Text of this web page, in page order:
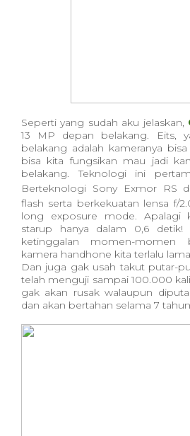
Seperti yang sudah aku jelaskan,
13 MP depan belakang. Eits,
belakang adalah kameranya
bisa kita fungsikan mau jadi
belakang. Teknologi ini
Berteknologi Sony Exmor RS
flash serta berkekuatan lensa f/
long exposure mode. Apalagi
starup hanya dalam 0,6
ketinggalan momen-momen
kamera handhone kita terlalu
Dan juga gak usah takut putar-
telah menguji sampai 100.000
gak akan rusak walaupun
dan akan bertahan selama 7